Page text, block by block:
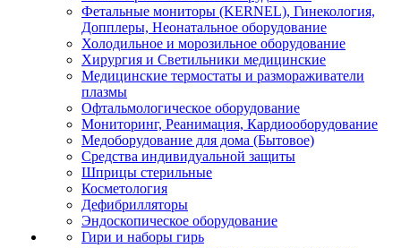
Фетальные мониторы (KERNEL), Гинекология,
Допплеры, Неонатальное оборудование
Холодильное и морозильное оборудование
Хирургия и Светильники медицинские
Медицинские термостаты и размораживатели
плазмы
Офтальмологическое оборудование
Мониторинг, Реанимация, Кардиооборудование
Медоборудование для дома (Бытовое)
Средства индивидуальной защиты
Шприцы стерильные
Косметология
Дефибрилляторы
Эндоскопическое оборудование
Гири и наборы гирь